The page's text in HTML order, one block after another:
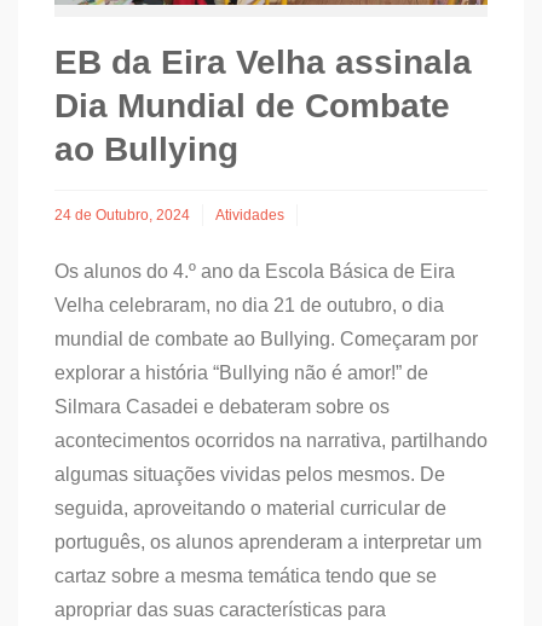
EB da Eira Velha assinala
Dia Mundial de Combate
ao Bullying
24 de Outubro, 2024 Atividades
Os alunos do 4.º ano da Escola Básica de Eira
Velha celebraram, no dia 21 de outubro, o dia
mundial de combate ao Bullying. Começaram por
explorar a história “Bullying não é amor!” de
Silmara Casadei e debateram sobre os
acontecimentos ocorridos na narrativa, partilhando
algumas situações vividas pelos mesmos. De
seguida, aproveitando o material curricular de
português, os alunos aprenderam a interpretar um
cartaz sobre a mesma temática tendo que se
apropriar das suas características para